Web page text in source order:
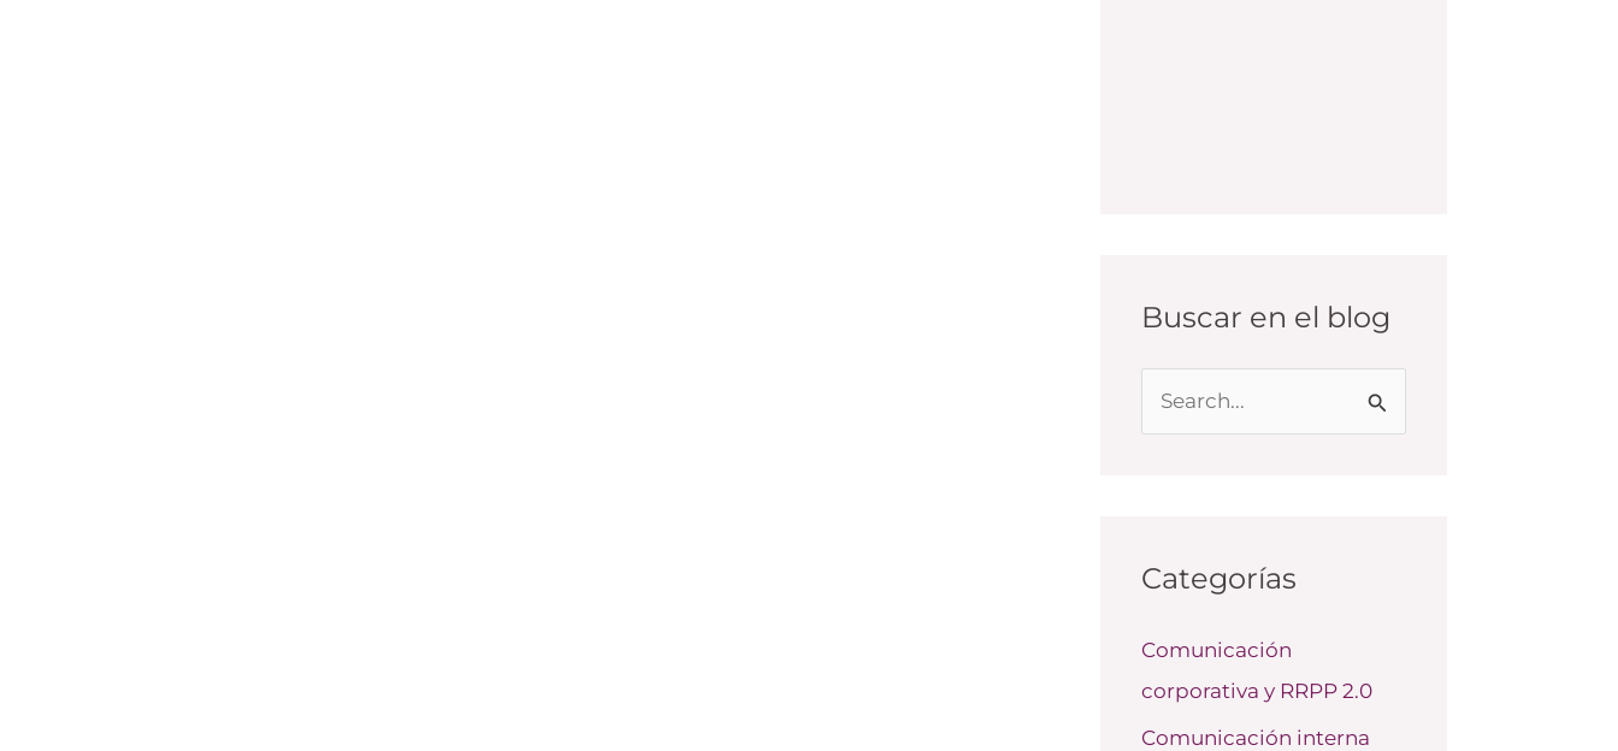
Buscar en el blog
a
p
o
r
Categorías
Comunicación
corporativa y RRPP 2.0
Comunicación interna